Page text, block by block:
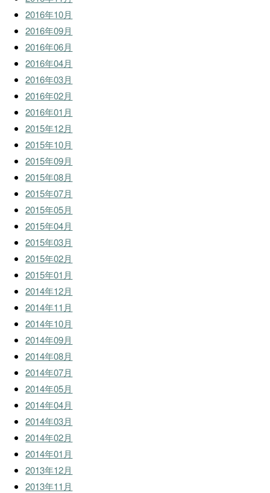
2016年10月
2016年09月
2016年06月
2016年04月
2016年03月
2016年02月
2016年01月
2015年12月
2015年10月
2015年09月
2015年08月
2015年07月
2015年05月
2015年04月
2015年03月
2015年02月
2015年01月
2014年12月
2014年11月
2014年10月
2014年09月
2014年08月
2014年07月
2014年05月
2014年04月
2014年03月
2014年02月
2014年01月
2013年12月
2013年11月